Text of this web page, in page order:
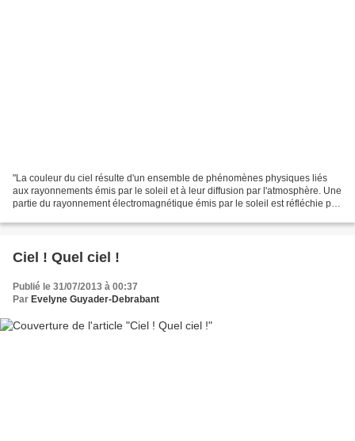
"La couleur du ciel résulte d'un ensemble de phénomènes physiques liés
aux rayonnements émis par le soleil et à leur diffusion par l'atmosphère. Une
partie du rayonnement électromagnétique émis par le soleil est réfléchie par
Ciel ! Quel ciel !
Publié le 31/07/2013 à 00:37
Par Evelyne Guyader-Debrabant